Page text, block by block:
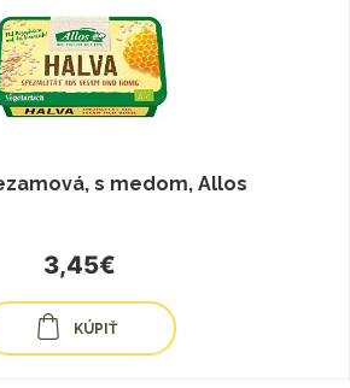
s medom, Allos
3,45€
KÚPIŤ